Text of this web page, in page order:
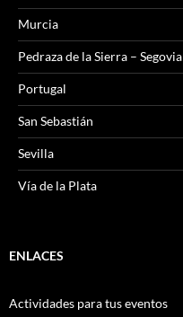
Murcia
Pedraza de la Sierra – Segovia
Portugal
San Sebastián
Sevilla
Vía de la Plata
ENLACES
Actividades para tus eventos